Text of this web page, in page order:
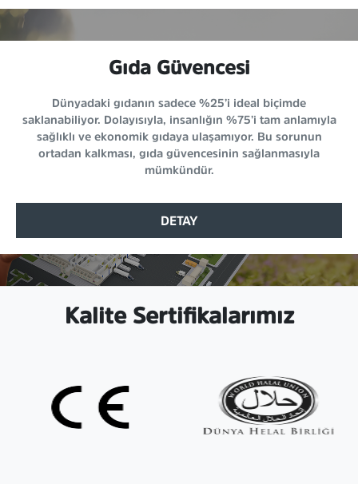
Gıda Güvencesi
Dünyadaki gıdanın sadece %25’i ideal biçimde
saklanabiliyor. Dolayısıyla, insanlığın %75’i tam anlamıyla
sağlıklı ve ekonomik gıdaya ulaşamıyor. Bu sorunun
ortadan kalkması, gıda güvencesinin sağlanmasıyla
mümkündür.
DETAY
Kalite Sertifikalarımız